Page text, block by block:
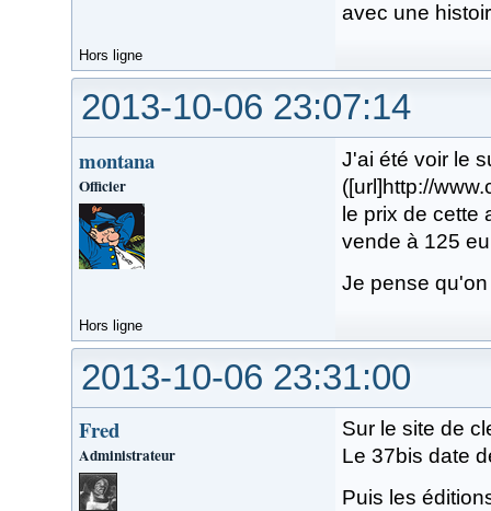
avec une
Hors ligne
2013-10-06 23:07:14
montana
Officier
J'ai été voir le
([url]http://
le prix de cette
vende à 125
Je pense
Hors ligne
2013-10-06 23:31:00
Fred
Administrateur
Sur le site de
Le 37bis date
Puis les